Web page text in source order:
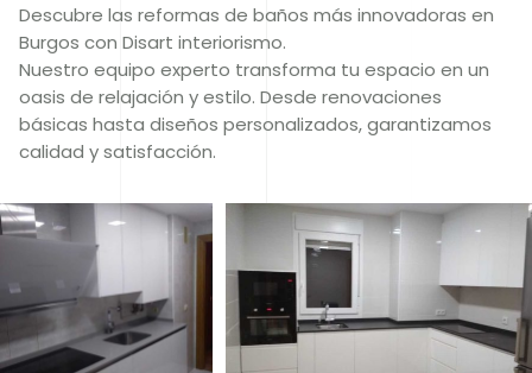
Descubre las reformas de baños más innovadoras en
Burgos con Disart interiorismo.
Nuestro equipo experto transforma tu espacio en un
oasis de relajación y estilo. Desde renovaciones
básicas hasta diseños personalizados, garantizamos
calidad y satisfacción.